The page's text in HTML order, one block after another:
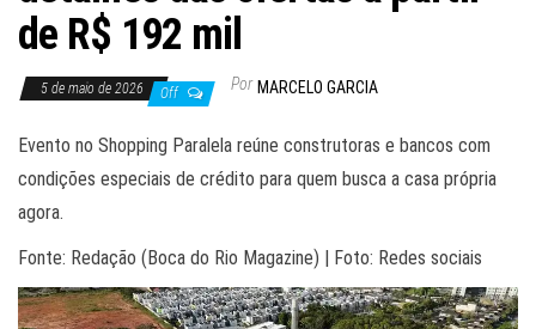
de R$ 192 mil
5 de maio de 2026 Off Por MARCELO GARCIA
Evento no Shopping Paralela reúne construtoras e bancos com
condições especiais de crédito para quem busca a casa própria
agora.
Fonte: Redação (Boca do Rio Magazine) | Foto: Redes sociais